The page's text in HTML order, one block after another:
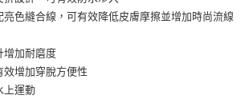
色縫合線，可有效降低皮膚摩擦並增加時尚流線
增加耐磨度
效增加穿脫方便性
上運動